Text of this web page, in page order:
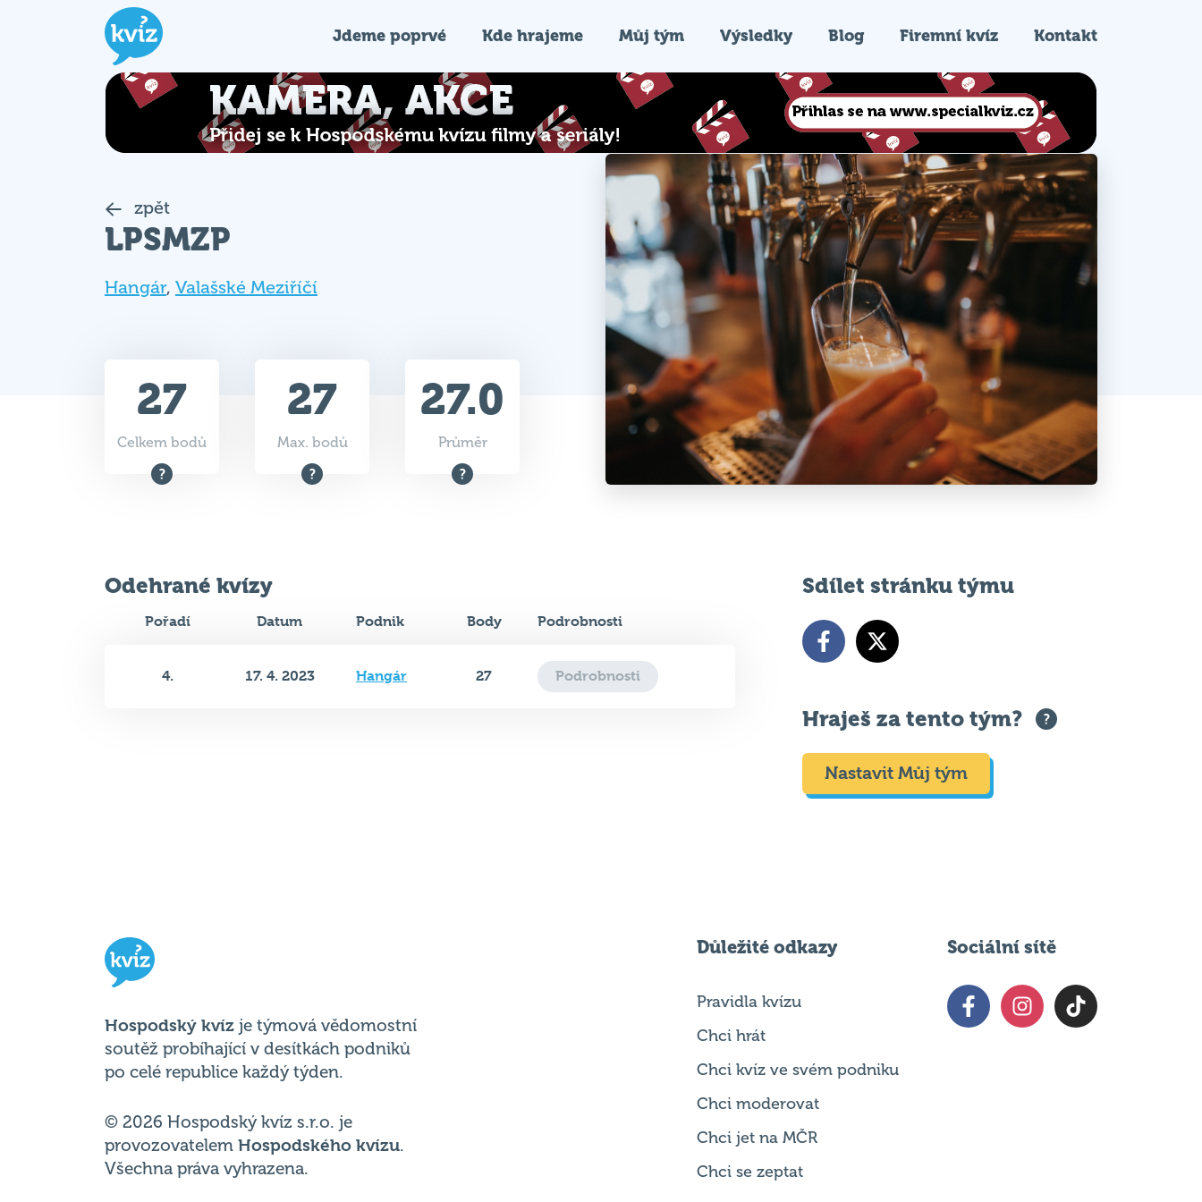
Jdeme poprvé Kde hrajeme Můj tým Výsledky Blog Firemní kvíz Kontakt
zpět
LPSMZP
Hangár, Valašské Meziříčí
27
Celkem bodů
27
Max. bodů
27.0
Průměr
Odehrané kvízy
Pořadí Datum Podnik Body Podrobnosti
4. 17. 4. 2023 Hangár 27 Podrobnosti
Sdílet stránku týmu
Hraješ za tento tým?
Nastavit Můj tým
Hospodský kvíz je týmová vědomostní
soutěž probíhající v desítkách podniků
po celé republice každý týden.
© 2026 Hospodský kvíz s.r.o. je
provozovatelem Hospodského kvízu.
Všechna práva vyhrazena.
Důležité odkazy
Pravidla kvízu
Chci hrát
Chci kvíz ve svém podniku
Chci moderovat
Chci jet na MČR
Chci se zeptat
Sociální sítě